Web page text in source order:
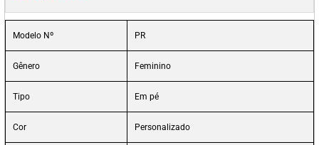
Modelo Nº PR
Gênero Feminino
Tipo Em pé
Cor Personalizado